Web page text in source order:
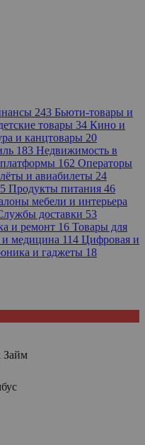
243 Бьюти-товары и
товары 34 Кино и
и канцтовары 20
183 Недвижимость в
162 Операторы
и авиабилеты 24
Продукты питания 46
мебели и интерьера
доставки 53
и ремонт 16 Товары для
медицина 114 Цифровая и
и гаджеты 18
Займ